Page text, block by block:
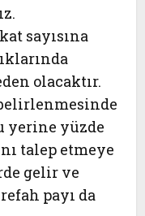
sayısına
olacaktır.
yerine yüzde
talep etmeye
gelir ve
payı da